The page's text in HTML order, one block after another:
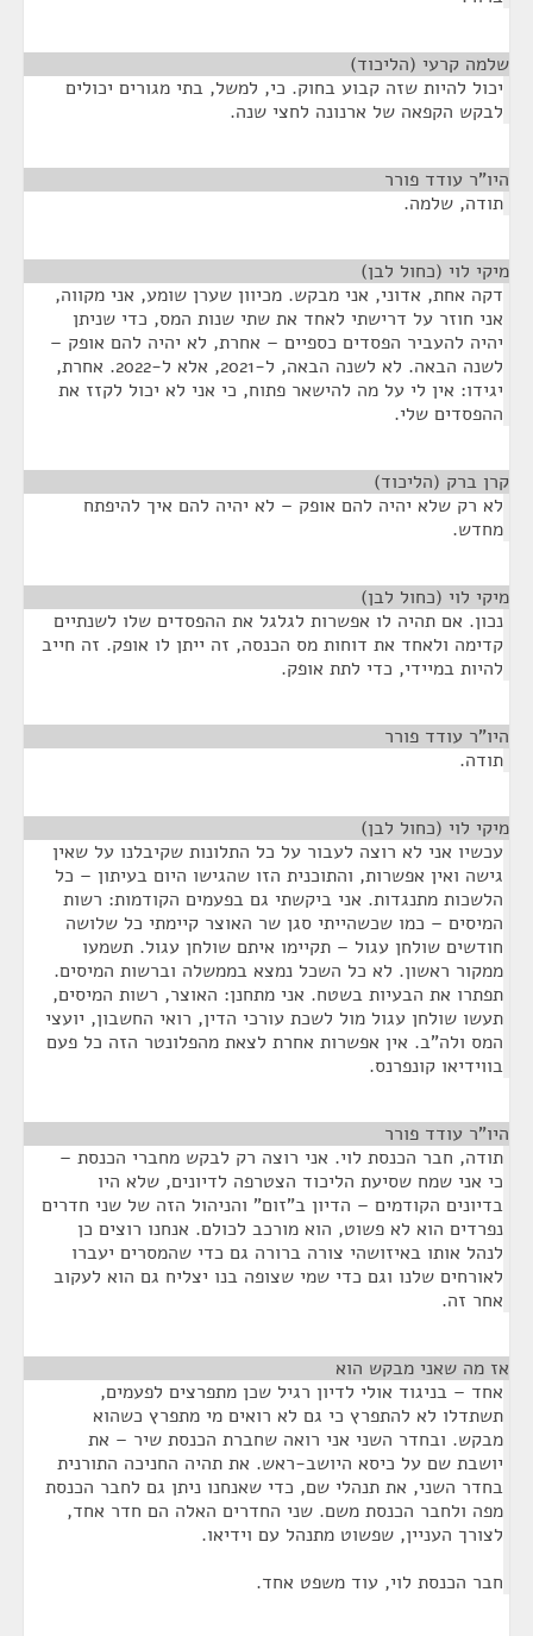
שלמה קרעי (הליכוד)
יכול להיות שזה קבוע בחוק. כי, למשל, בתי מגורים יכולים
לבקש הקפאה של ארנונה לחצי שנה.
היו"ר עודד פורר
תודה, שלמה.
מיקי לוי (כחול לבן)
דקה אחת, אדוני, אני מבקש. מכיוון שערן שומע, אני מקווה,
אני חוזר על דרישתי לאחד את שתי שנות המס, כדי שניתן
יהיה להעביר הפסדים כספיים – אחרת, לא יהיה להם אופק –
לשנה הבאה. לא לשנה הבאה, ל-2021, אלא ל-2022. אחרת,
יגידו: אין לי על מה להישאר פתוח, כי אני לא יכול לקזז את
ההפסדים שלי.
קרן ברק (הליכוד)
לא רק שלא יהיה להם אופק – לא יהיה להם איך להיפתח
מחדש.
מיקי לוי (כחול לבן)
נכון. אם תהיה לו אפשרות לגלגל את ההפסדים שלו לשנתיים
קדימה ולאחד את דוחות מס הכנסה, זה ייתן לו אופק. זה חייב
להיות במיידי, כדי לתת אופק.
היו"ר עודד פורר
תודה.
מיקי לוי (כחול לבן)
עכשיו אני לא רוצה לעבור על כל התלונות שקיבלנו על שאין
גישה ואין אפשרות, והתוכנית הזו שהגישו היום בעיתון – כל
הלשכות מתנגדות. אני ביקשתי גם בפעמים הקודמות: רשות
המיסים – כמו שכשהייתי סגן שר האוצר קיימתי כל שלושה
חודשים שולחן עגול – תקיימו איתם שולחן עגול. תשמעו
ממקור ראשון. לא כל השכל נמצא בממשלה וברשות המיסים.
תפתרו את הבעיות בשטח. אני מתחנן: האוצר, רשות המיסים,
תעשו שולחן עגול מול לשכת עורכי הדין, רואי החשבון, יועצי
המס ולה"ב. אין אפשרות אחרת לצאת מהפלונטר הזה כל פעם
בווידיאו קונפרנס.
היו"ר עודד פורר
תודה, חבר הכנסת לוי. אני רוצה רק לבקש מחברי הכנסת –
כי אני שמח שסיעת הליכוד הצטרפה לדיונים, שלא היו
בדיונים הקודמים – הדיון ב"זום" והניהול הזה של שני חדרים
נפרדים הוא לא פשוט, הוא מורכב לכולם. אנחנו רוצים כן
לנהל אותו באיזושהי צורה ברורה גם כדי שהמסרים יעברו
לאורחים שלנו וגם כדי שמי שצופה בנו יצליח גם הוא לעקוב
אחר זה.
אז מה שאני מבקש הוא
אחד – בניגוד אולי לדיון רגיל שכן מתפרצים לפעמים,
תשתדלו לא להתפרץ כי גם לא רואים מי מתפרץ כשהוא
מבקש. ובחדר השני אני רואה שחברת הכנסת שיר – את
יושבת שם על כיסא היושב-ראש. את תהיה החניכה התורנית
בחדר השני, את תנהלי שם, כדי שאנחנו ניתן גם לחבר הכנסת
מפה ולחבר הכנסת משם. שני החדרים האלה הם חדר אחד,
לצורך העניין, שפשוט מתנהל עם וידיאו.
חבר הכנסת לוי, עוד משפט אחד.